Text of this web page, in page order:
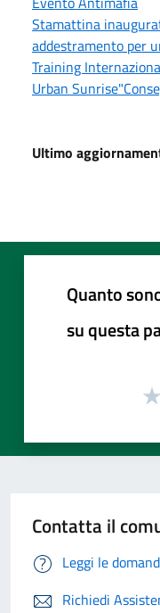
Stamattina
addestramento per
Training
Urban
Ultimo
Quanto
su questa
Contatta il
Leggi le
Richiedi